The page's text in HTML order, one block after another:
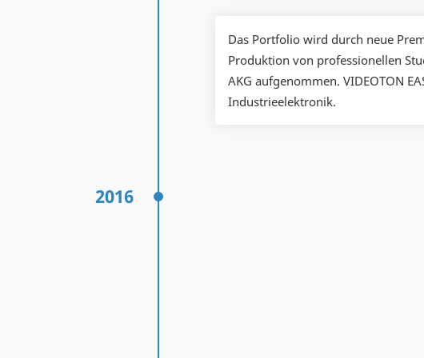
Das Portfolio wird durch neue
Produktion von professionellen
AKG aufgenommen. VIDEOTON
Industrieelektronik.
2016